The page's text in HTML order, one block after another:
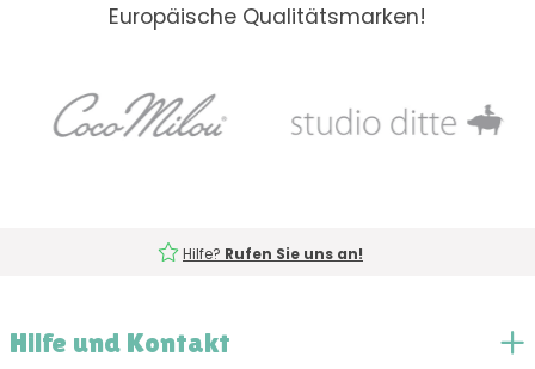
Europäische Qualitätsmarken!
Hilfe? Rufen Sie uns an!
Hilfe und Kontakt